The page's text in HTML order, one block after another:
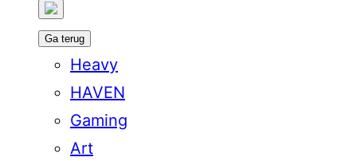
Ga terug
Heavy
HAVEN
Gaming
Art